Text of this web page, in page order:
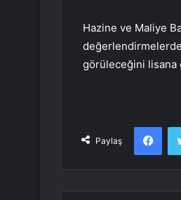
Hazine ve Maliye
görüleceğini lisana
Paylaş